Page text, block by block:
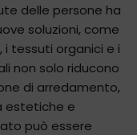
delle persone ha
soluzioni, come
i tessuti organici e i
non solo riducono
di arredamento,
estetiche e
può essere